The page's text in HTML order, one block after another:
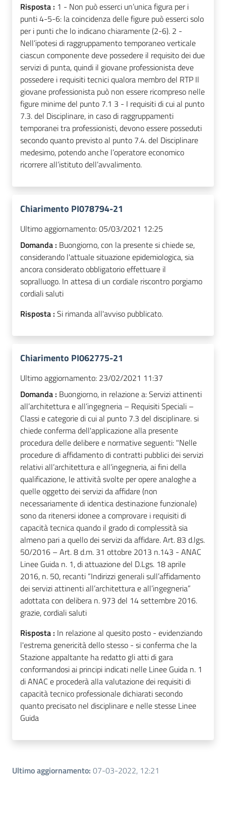
Risposta : 1 - Non può esserci un’unica figura per i
punti 4-5-6: la coincidenza delle figure può esserci solo
per i punti che lo indicano chiaramente (2-6). 2 -
Nell’ipotesi di raggruppamento temporaneo verticale
ciascun componente deve possedere il requisito dei due
servizi di punta, quindi il giovane professionista deve
possedere i requisiti tecnici qualora membro del RTP Il
giovane professionista può non essere ricompreso nelle
figure minime del punto 7.1 3 - I requisiti di cui al punto
7.3. del Disciplinare, in caso di raggruppamenti
temporanei tra professionisti, devono essere posseduti
secondo quanto previsto al punto 7.4. del Disciplinare
medesimo, potendo anche l’operatore economico
ricorrere all’istituto dell’avvalimento.
Chiarimento PI078794-21
Ultimo aggiornamento:05/03/2021 12:25
Domanda : Buongiorno, con la presente si chiede se,
considerando l'attuale situazione epidemiologica, sia
ancora considerato obbligatorio effettuare il
sopralluogo. In attesa di un cordiale riscontro porgiamo
cordiali saluti
Risposta : Si rimanda all'avviso pubblicato.
Chiarimento PI062775-21
Ultimo aggiornamento: 23/02/2021 11:37
Domanda : Buongiorno, in relazione a: Servizi attinenti
all’architettura e all’ingegneria – Requisiti Speciali –
Classi e categorie di cui al punto 7.3 del disciplinare. si
chiede conferma dell'applicazione alla presente
procedura delle delibere e normative seguenti: "Nelle
procedure di affidamento di contratti pubblici dei servizi
relativi all’architettura e all’ingegneria, ai fini della
qualificazione, le attività svolte per opere analoghe a
quelle oggetto dei servizi da affidare (non
necessariamente di identica destinazione funzionale)
sono da ritenersi idonee a comprovare i requisiti di
capacità tecnica quando il grado di complessità sia
almeno pari a quello dei servizi da affidare. Art. 83 d.lgs.
50/2016 – Art. 8 d.m. 31 ottobre 2013 n.143 - ANAC
Linee Guida n. 1, di attuazione del D.Lgs. 18 aprile
2016, n. 50, recanti “Indirizzi generali sull’affidamento
dei servizi attinenti all’architettura e all’ingegneria”
adottata con delibera n. 973 del 14 settembre 2016.
grazie, cordiali saluti
Risposta : In relazione al quesito posto - evidenziando
l'estrema genericità dello stesso - si conferma che la
Stazione appaltante ha redatto gli atti di gara
conformandosi ai principi indicati nelle Linee Guida n. 1
di ANAC e procederà alla valutazione dei requisiti di
capacità tecnico professionale dichiarati secondo
quanto precisato nel disciplinare e nelle stesse Linee
Guida
Ultimo aggiornamento: 07-03-2022, 12:21